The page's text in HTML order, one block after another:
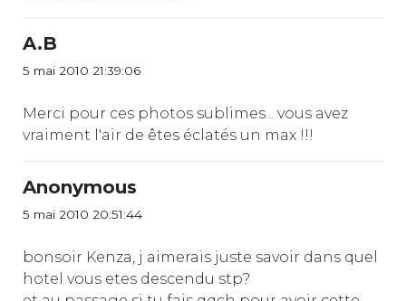
A.B
5 mai 2010 21:39:06
Merci pour ces photos sublimes... vous avez
vraiment l'air de êtes éclatés un max !!!
Anonymous
5 mai 2010 20:51:44
bonsoir Kenza, j aimerais juste savoir dans quel
hotel vous etes descendu stp?